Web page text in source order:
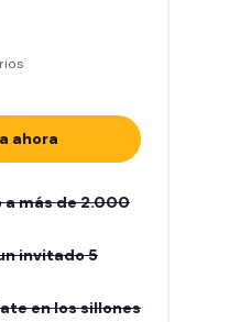
ahora
más de 2.000
invitado 5
en los sillones